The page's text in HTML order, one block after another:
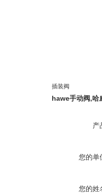
插装阀
hawe手动阀,哈
产
您的单
您的姓